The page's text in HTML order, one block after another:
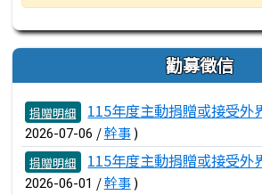
勸募徵信
文章列表
捐贈明細 115年度主動捐贈或接受外
2026-07-06 /幹事)
捐贈明細 115年度主動捐贈或接受外
2026-06-01 /幹事)